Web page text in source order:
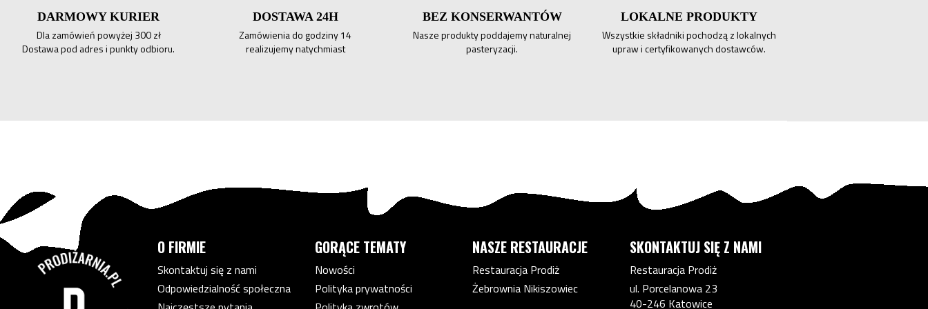
DARMOWY KURIER
Dla zamówień powyżej 300 zł
Dostawa pod adres i punkty odbioru.
DOSTAWA 24H
Zamówienia do godziny 14
realizujemy natychmiast
BEZ KONSERWANTÓW
Nasze produkty poddajemy naturalnej
pasteryzacji.
LOKALNE PRODUKTY
Wszystkie składniki pochodzą z lokalnych
upraw i certyfikowanych dostawców.
O FIRMIE
Skontaktuj się z nami
Odpowiedzialność społeczna
GORĄCE TEMATY
Nowości
Polityka prywatności
NASZE RESTAURACJE
Restauracja Prodiż
Żebrownia Nikiszowiec
SKONTAKTUJ SIĘ Z NAMI
Restauracja Prodiż
ul. Porcelanowa 23
40-246 Katowice